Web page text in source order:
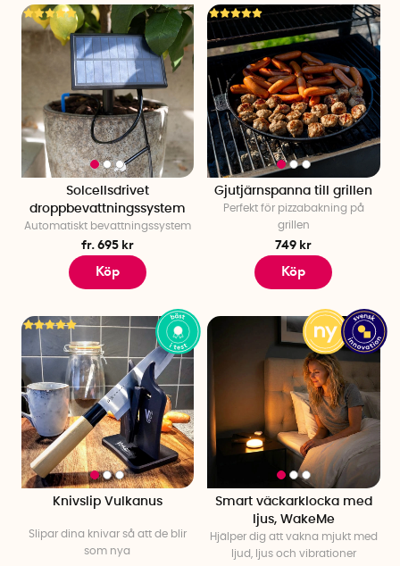
Solcellsdrivet
droppbevattningssystem
Automatiskt bevattningssystem
fr. 695 kr
Köp
Gjutjärnspanna till grillen
Perfekt för pizzabakning på
grillen
749 kr
Köp
Knivslip Vulkanus
Slipar dina knivar så att de blir
som nya
Smart väckarklocka med
ljus, WakeMe
Hjälper dig att vakna mjukt med
ljud, ljus och vibrationer